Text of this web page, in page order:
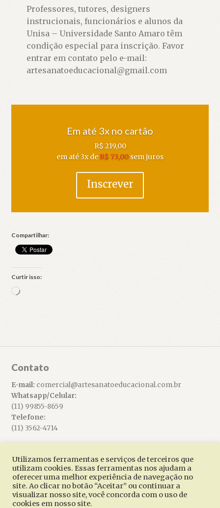
Professores, tutores, designers
instrucionais, funcionários e alunos da
Unisa – Universidade Santo Amaro têm
condição especial para inscrição. Favor
entrar em contato pelo e-mail:
artesanatoeducacional@gmail.com
Em até 3x no cartão
R$ 219,00
em até 3x de R$ 73,00 sem juros
Inscrever
Compartilhar:
Curtir isso:
Carregando...
Contato
E-mail: comercial@artesanatoeducacional.com.br
Whatsapp/Celular:
(11) 99855-8659
Telefone:
(11) 3562-4714
© Artesanato Educacional 2026
Built with WooCommerce.
Utilizamos ferramentas e serviços de terceiros que
utilizam cookies. Essas ferramentas nos ajudam a
oferecer uma melhor experiência de navegação no
site. Ao clicar no botão “Aceitar” ou continuar a
visualizar nosso site, você concorda com o uso de
cookies em nosso site.